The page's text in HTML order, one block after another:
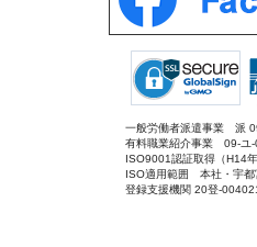
一般労働者派遣事業 派
有料職業紹介事業 09-ユ-
ISO9001認証取得（H14
ISO適用範囲 本社・宇都
登録支援機関 20登-